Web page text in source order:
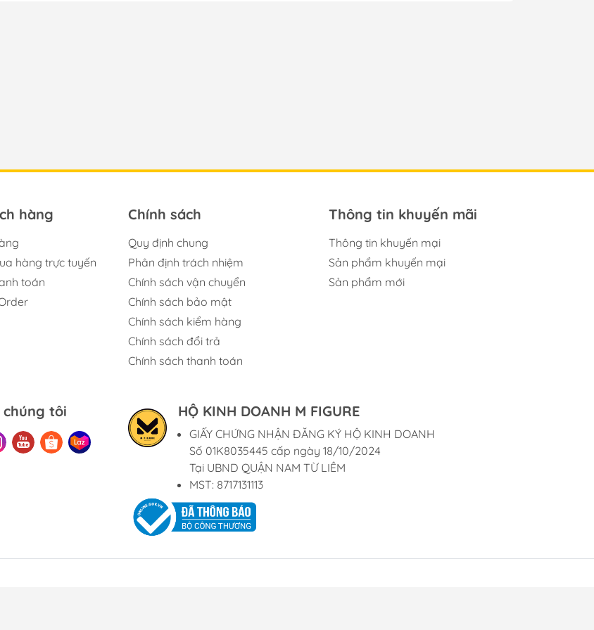
hàng
hàng trực tuyến
toán
Chính sách
Quy định chung
Phân định trách nhiệm
Chính sách vận chuyển
Chính sách bảo mật
Chính sách kiểm hàng
Chính sách đổi trả
Chính sách thanh toán
Thông tin khuyến mãi
Thông tin khuyến mại
Sản phẩm khuyến mại
Sản phẩm mới
tôi HỘ KINH DOANH M FIGURE
GIẤY CHỨNG NHẬN ĐĂNG KÝ HỘ KINH DOANH
Số 01K8035445 cấp ngày 18/10/2024
Tại UBND QUẬN NAM TỪ LIÊM
MST: 8717131113